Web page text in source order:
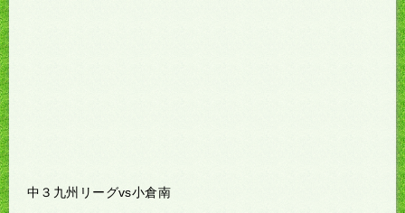
中３九州リーグvs小倉南